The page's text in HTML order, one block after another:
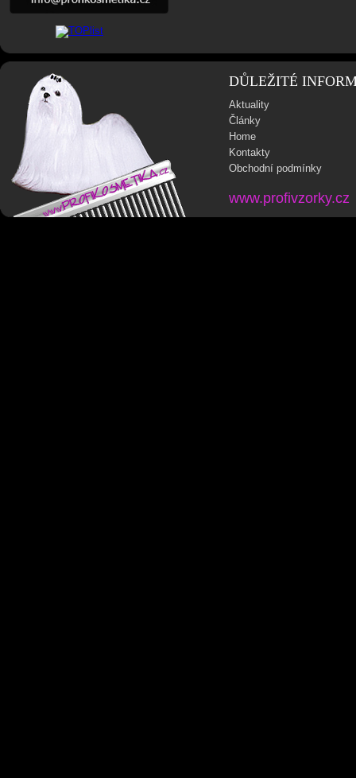
DŮLEŽITÉ
Aktuality
Články
Home
Kontakty
Obchodní podmínky
www.profivzorky.cz